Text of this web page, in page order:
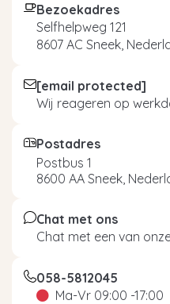
Bezoekadres
Selfhelpweg 121
8607 AC Sneek,
[email protected]
Wij reageren op
Postadres
Postbus 1
8600 AA Sneek,
Chat met ons
Chat met een van
058-5812045
Ma-Vr 09:00 -17:00